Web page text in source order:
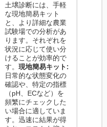
土壌診断には、手軽
な現地簡易キット
と、より詳細な農業
試験場での分析があ
ります。それぞれを
状況に応じて使い分
けることが効率的で
す。 現地簡易キット:
日常的な状態変化の
確認や、特定の指標
（pH、ECなど）を
頻繁にチェックした
い場合に適していま
す。迅速に結果が得